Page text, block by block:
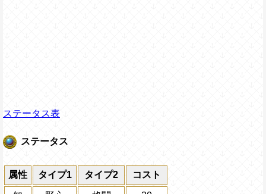
ステータス表
ステータス
属性 タイプ1 タイプ2 コスト